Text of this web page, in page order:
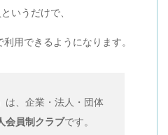
いうだけで、
用できるようになります。
は、企業・法人・団体
会員制クラブです。